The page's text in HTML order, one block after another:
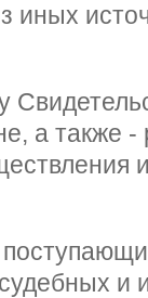
иных
а также
и